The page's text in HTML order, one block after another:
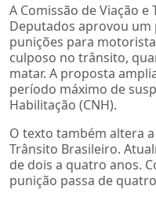
A Comissão de Viação
Deputados aprovou um
punições para
culposo no trânsito,
matar. A proposta
período máximo de
Habilitação (CNH).
O texto também altera
Trânsito Brasileiro.
de dois a quatro anos.
punição passa de